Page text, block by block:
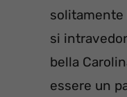
solitamente
si
bella
essere un